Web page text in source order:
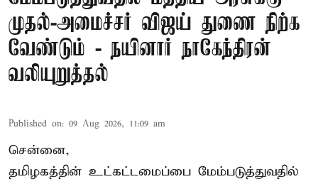
முதல்-அமைச்சர் விஜய் துணை நிற்க
வேண்டும் - நயினார் நாகேந்திரன்
வலியுறுத்தல்
Published on: 09 Aug 2026, 11:09 am
சென்னை,
தமிழகத்தின் உட்கட்டமைப்பை மேம்படுத்துவதில்